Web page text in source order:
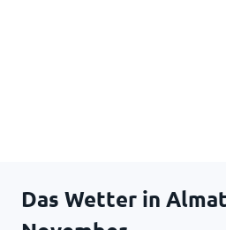
Das Wetter in